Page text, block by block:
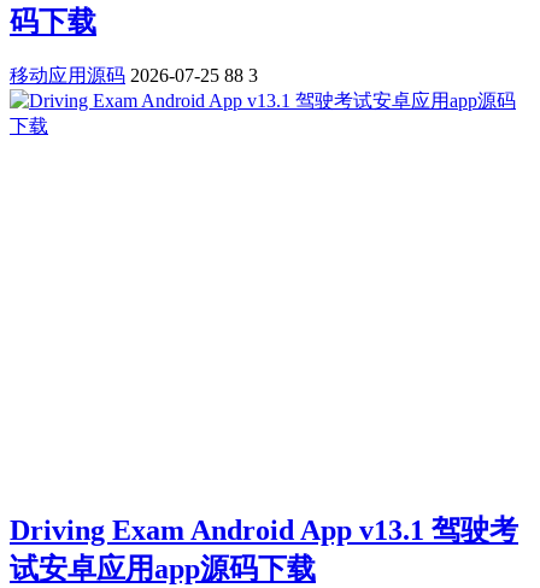
码下载
移动应用源码 2026-07-25 88 3
Driving Exam Android App v13.1 驾驶考
试安卓应用app源码下载